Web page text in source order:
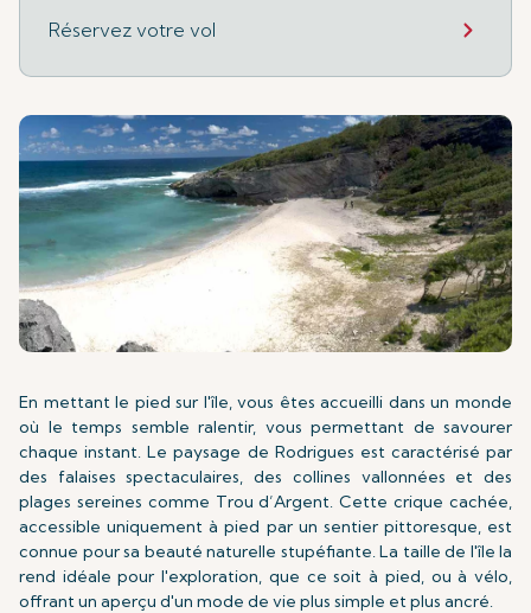
Réservez votre vol
En mettant le pied sur l'île, vous êtes accueilli dans un monde
où le temps semble ralentir, vous permettant de savourer
chaque instant. Le paysage de Rodrigues est caractérisé par
des falaises spectaculaires, des collines vallonnées et des
plages sereines comme Trou d’Argent. Cette crique cachée,
accessible uniquement à pied par un sentier pittoresque, est
connue pour sa beauté naturelle stupéfiante. La taille de l'île la
rend idéale pour l'exploration, que ce soit à pied, ou à vélo,
offrant un aperçu d'un mode de vie plus simple et plus ancré.